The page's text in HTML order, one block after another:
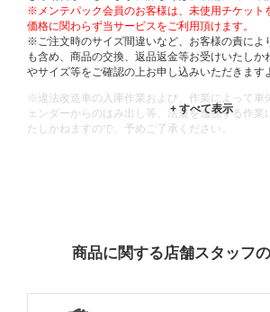
※メンテパック会員のお客様は、未使用チケット
価格に関わらず当サービスをご利用頂けます。
※ご注文時のサイズ間違いなど、お客様の責によ
も含め、商品の交換、返品返金等お受けいたしか
やサイズ等をご確認の上お申し込みいただきます
※違法改造車の入庫作業および、作業によって車
ェンダーからのはみ出し等、法規を逸脱する作業
たしかねますので、予めご了承ください。
商品に関する店舗スタッフ